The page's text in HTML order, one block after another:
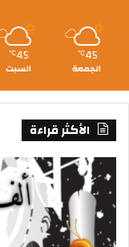
45
℃
الجمعة
45
℃
السبت
الأكثر قراءة